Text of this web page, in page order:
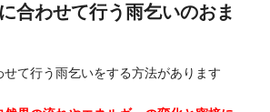
合わせて行う雨乞いのおま
せて行う雨乞いをする方法があります